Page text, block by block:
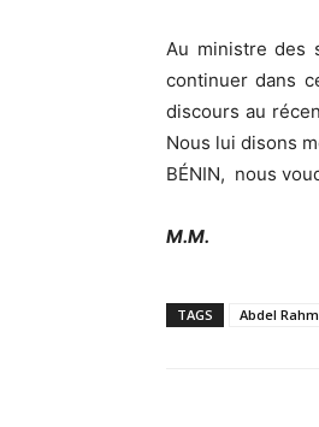
Au ministre des
continuer dans
discours au
Nous lui disons
BÉNIN, nous
M.M.
TAGS Abdel